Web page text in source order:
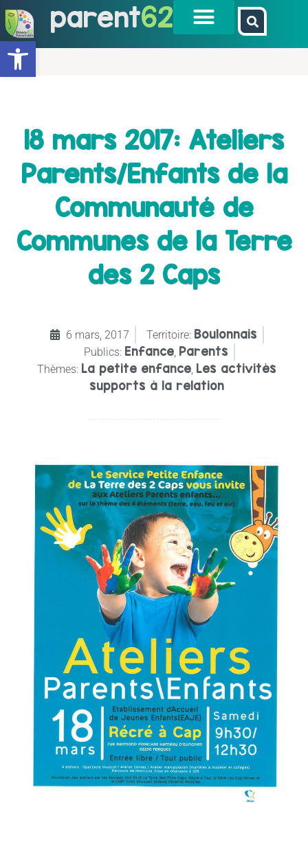
Ouvrir la barre d’outils
parent62
18 mars 2017: Ateliers
Parents/Enfants de la
Communauté de
Communes de la Terre
des 2 Caps
6 mars, 2017 Territoire: Boulonnais
Publics: Enfance Parents
Thèmes: La petite enfance Les activités
supports à la relation